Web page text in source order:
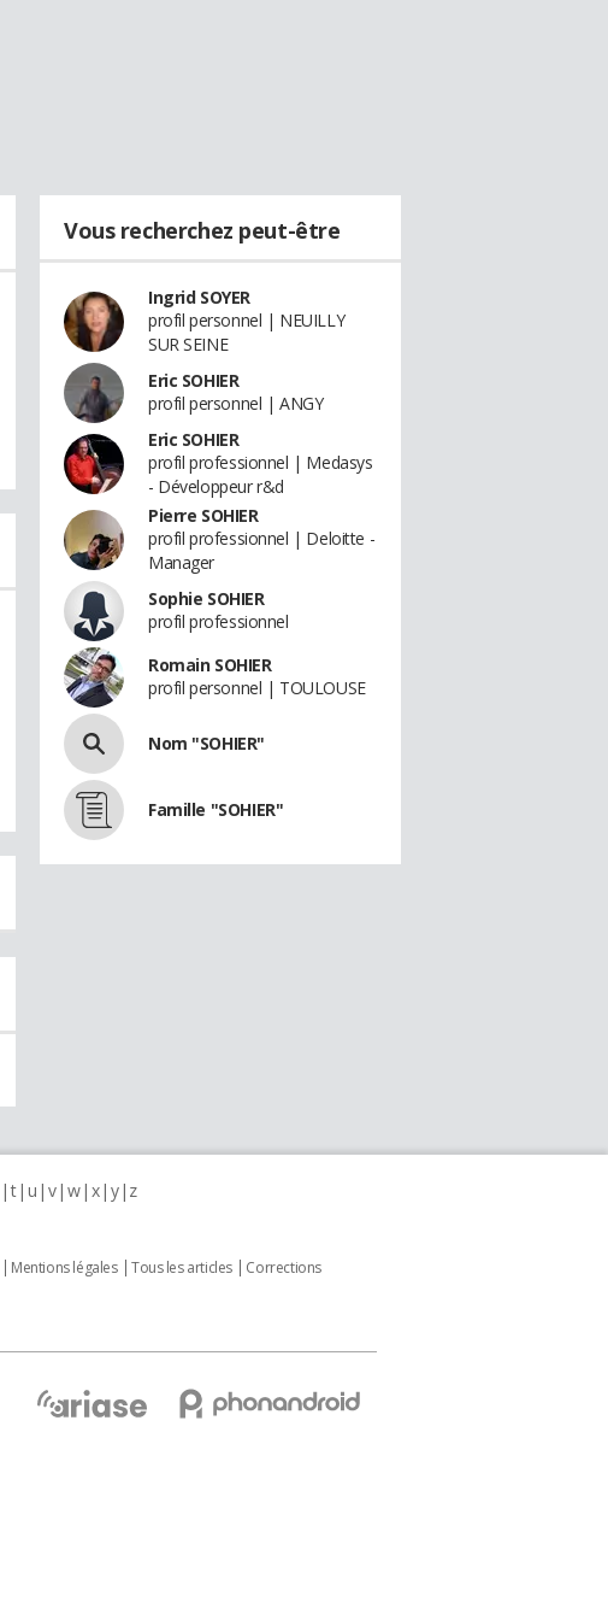
Vous recherchez peut-être
Ingrid SOYER
profil personnel | NEUILLY
SUR SEINE
Eric SOHIER
profil personnel | ANGY
Eric SOHIER
profil professionnel | Medasys
- Développeur r&d
Pierre SOHIER
profil professionnel | Deloitte -
Manager
Sophie SOHIER
profil professionnel
Romain SOHIER
profil personnel | TOULOUSE
Nom "SOHIER"
Famille "SOHIER"
t u v w x y z
Mentions légales Tous les articles
Corrections